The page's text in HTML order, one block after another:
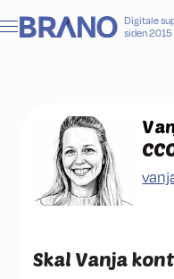
Digitale
siden 2015
Skal Vanja